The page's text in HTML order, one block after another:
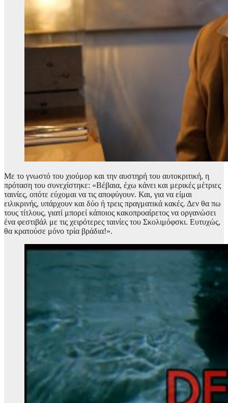
Με το γνωστό του χιούμορ και την αυστηρή του αυτοκριτική, η
πρόταση του συνεχίστηκε: «Βέβαια, έχω κάνει και μερικές μέτριες
ταινίες, οπότε εύχομαι να τις αποφύγουν. Και, για να είμαι
ειλικρινής, υπάρχουν και δύο ή τρεις πραγματικά κακές. Δεν θα πω
τους τίτλους, γιατί μπορεί κάποιος κακοπροαίρετος να οργανώσει
ένα φεστιβάλ με τις χειρότερες ταινίες του Σκολιμόφσκι. Ευτυχώς,
θα κρατούσε μόνο τρία βράδια!».